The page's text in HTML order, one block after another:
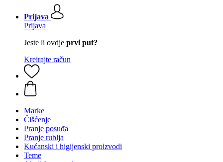
Prijava
Prijava
Jeste li ovdje prvi put?
Kreirajte račun
Marke
Čišćenje
Pranje posuđa
Pranje rublja
Kućanski i higijenski proizvodi
Teme